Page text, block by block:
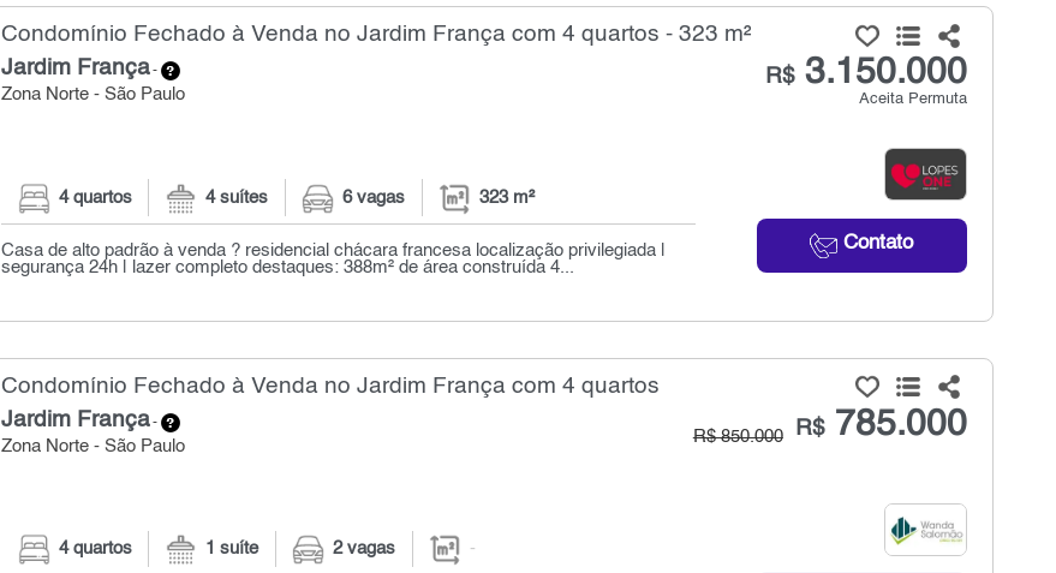
Condomínio Fechado à Venda no Jardim França com 4 quartos - 323 m²
Jardim França-
Zona Norte - São Paulo
R$3.150.000
Aceita Permuta
Contato
4 quartos 4 suítes 6 vagas 323 m²
Casa de alto padrão à venda ? residencial chácara francesa localização privilegiada |
segurança 24h | lazer completo destaques: 388m² de área construída 4...
Condomínio Fechado à Venda no Jardim França com 4 quartos
Jardim França-
Zona Norte - São Paulo
R$785.000
R$ 850.000
4 quartos 1 suíte 2 vagas -